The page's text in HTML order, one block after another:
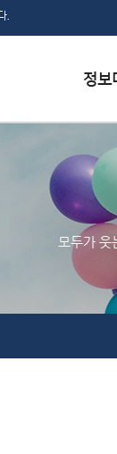
서식자
채용정
인재
관련
모두가 웃